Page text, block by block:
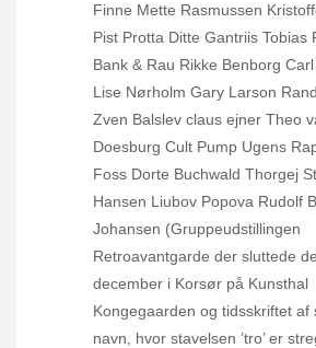
Finne Mette Rasmussen
Pist Protta Ditte Gantriis Tobias
Bank & Rau Rikke Benborg
Lise Nørholm Gary Larson
Zven Balslev claus ejner Theo
Doesburg Cult Pump Ugens
Foss Dorte Buchwald Thorgej
Hansen Liubov Popova Rudolf
Johansen (Gruppeudstillingen
Retroavantgarde der sluttede
december i Korsør på Kunsthal
Kongegaarden og tidsskriftet af
navn, hvor stavelsen ’tro’ er